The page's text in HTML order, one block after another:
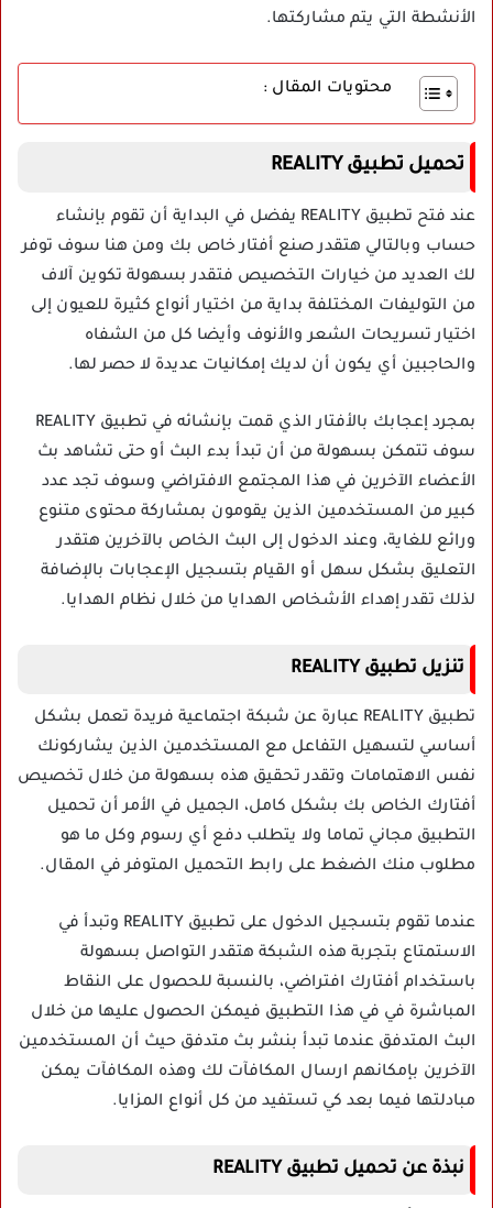
الأنشطة التي يتم مشاركتها.
محتويات المقال :
تحميل تطبيق REALITY
عند فتح تطبيق REALITY يفضل في البداية أن تقوم بإنشاء
حساب وبالتالي هتقدر صنع أفتار خاص بك ومن هنا سوف توفر
لك العديد من خيارات التخصيص فتقدر بسهولة تكوين آلاف
من التوليفات المختلفة بداية من اختيار أنواع كثيرة للعيون إلى
اختيار تسريحات الشعر والأنوف وأيضا كل من الشفاه
والحاجبين أي يكون أن لديك إمكانيات عديدة لا حصر لها.
بمجرد إعجابك بالأفتار الذي قمت بإنشائه في تطبيق REALITY
سوف تتمكن بسهولة من أن تبدأ بدء البث أو حتى تشاهد بث
الأعضاء الآخرين في هذا المجتمع الافتراضي وسوف تجد عدد
كبير من المستخدمين الذين يقومون بمشاركة محتوى متنوع
ورائع للغاية، وعند الدخول إلى البث الخاص بالآخرين هتقدر
التعليق بشكل سهل أو القيام بتسجيل الإعجابات بالإضافة
لذلك تقدر إهداء الأشخاص الهدايا من خلال نظام الهدايا.
تنزيل تطبيق REALITY
تطبيق REALITY عبارة عن شبكة اجتماعية فريدة تعمل بشكل
أساسي لتسهيل التفاعل مع المستخدمين الذين يشاركونك
نفس الاهتمامات وتقدر تحقيق هذه بسهولة من خلال تخصيص
أفتارك الخاص بك بشكل كامل، الجميل في الأمر أن تحميل
التطبيق مجاني تماما ولا يتطلب دفع أي رسوم وكل ما هو
مطلوب منك الضغط على رابط التحميل المتوفر في المقال.
عندما تقوم بتسجيل الدخول على تطبيق REALITY وتبدأ في
الاستمتاع بتجربة هذه الشبكة هتقدر التواصل بسهولة
باستخدام أفتارك افتراضي، بالنسبة للحصول على النقاط
المباشرة في في هذا التطبيق فيمكن الحصول عليها من خلال
البث المتدفق عندما تبدأ بنشر بث متدفق حيث أن المستخدمين
الآخرين بإمكانهم ارسال المكافآت لك وهذه المكافآت يمكن
مبادلتها فيما بعد كي تستفيد من كل أنواع المزايا.
نبذة عن تحميل تطبيق REALITY